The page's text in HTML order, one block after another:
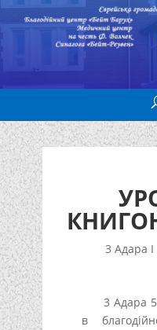
3 Адара I
3 Адара
в